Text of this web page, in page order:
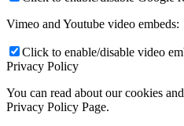
Vimeo and Youtube video embeds:
Click to enable/disable video
Privacy Policy
You can read about our cookies
Privacy Policy Page.